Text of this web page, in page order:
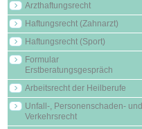
Arzthaftungsrecht
Haftungsrecht (Zahnarzt)
Haftungsrecht (Sport)
Formular
Erstberatungsgespräch
Arbeitsrecht der Heilberufe
Unfall-, Personenschaden- und
Verkehrsrecht